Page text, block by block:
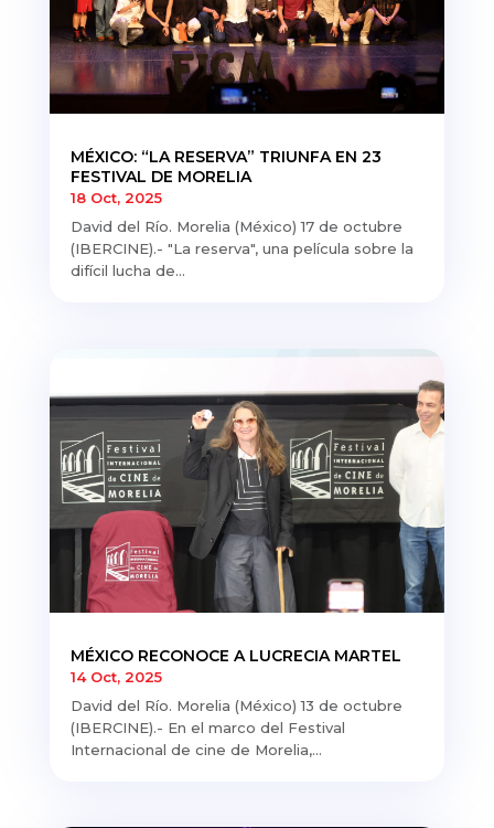
MÉXICO: “LA RESERVA” TRIUNFA EN 23
FESTIVAL DE MORELIA
18 Oct, 2025
David del Río. Morelia (México) 17 de octubre
(IBERCINE).- "La reserva", una película sobre la
difícil lucha de...
MÉXICO RECONOCE A LUCRECIA MARTEL
14 Oct, 2025
David del Río. Morelia (México) 13 de octubre
(IBERCINE).- En el marco del Festival
Internacional de cine de Morelia,...